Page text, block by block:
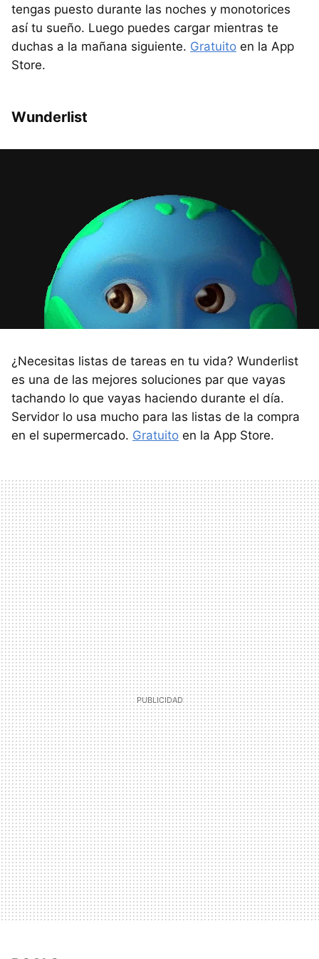
tengas puesto durante las noches y monotorices
así tu sueño. Luego puedes cargar mientras te
duchas a la mañana siguiente. Gratuito en la App
Store.
Wunderlist
¿Necesitas listas de tareas en tu vida? Wunderlist
es una de las mejores soluciones par que vayas
tachando lo que vayas haciendo durante el día.
Servidor lo usa mucho para las listas de la compra
en el supermercado. Gratuito en la App Store.